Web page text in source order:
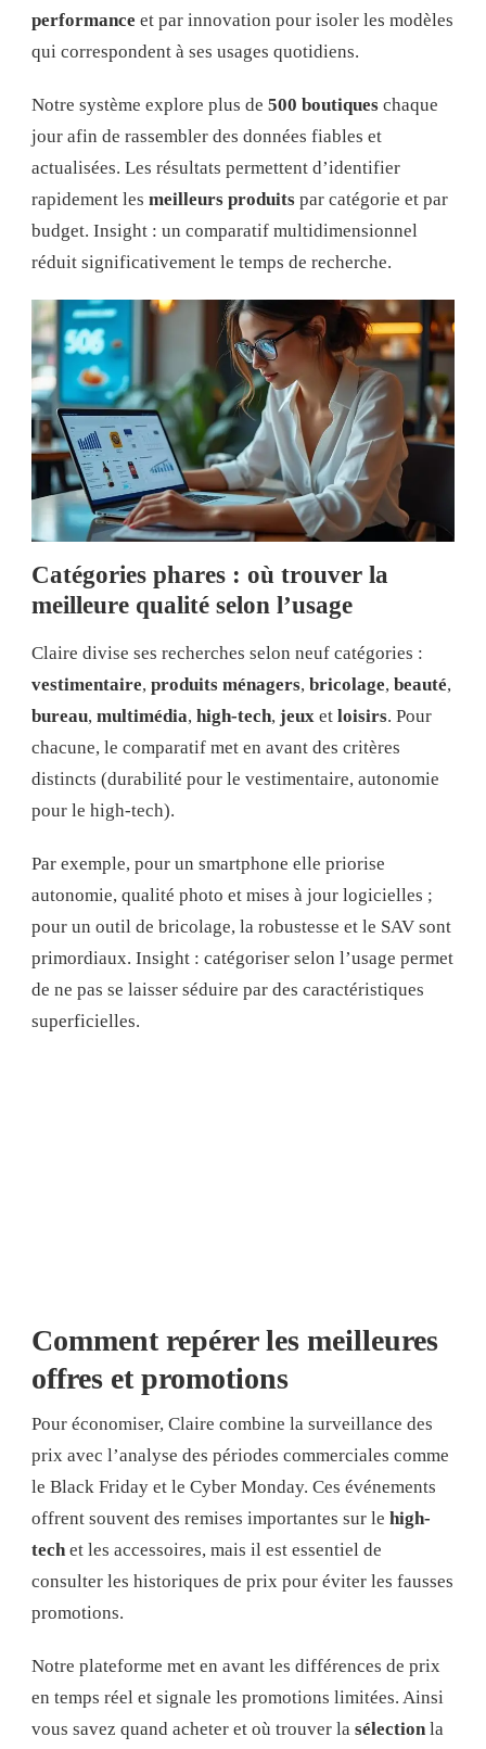
performance et par innovation pour isoler les modèles
qui correspondent à ses usages quotidiens.
Notre système explore plus de 500 boutiques chaque
jour afin de rassembler des données fiables et
actualisées. Les résultats permettent d’identifier
rapidement les meilleurs produits par catégorie et par
budget. Insight : un comparatif multidimensionnel
réduit significativement le temps de recherche.
Catégories phares : où trouver la
meilleure qualité selon l’usage
Claire divise ses recherches selon neuf catégories :
vestimentaire, produits ménagers, bricolage, beauté,
bureau, multimédia, high-tech, jeux et loisirs. Pour
chacune, le comparatif met en avant des critères
distincts (durabilité pour le vestimentaire, autonomie
pour le high-tech).
Par exemple, pour un smartphone elle priorise
autonomie, qualité photo et mises à jour logicielles ;
pour un outil de bricolage, la robustesse et le SAV sont
primordiaux. Insight : catégoriser selon l’usage permet
de ne pas se laisser séduire par des caractéristiques
superficielles.
Comment repérer les meilleures
offres et promotions
Pour économiser, Claire combine la surveillance des
prix avec l’analyse des périodes commerciales comme
le Black Friday et le Cyber Monday. Ces événements
offrent souvent des remises importantes sur le high-
techet les accessoires, mais il est essentiel de
consulter les historiques de prix pour éviter les fausses
promotions.
Notre plateforme met en avant les différences de prix
en temps réel et signale les promotions limitées. Ainsi
vous savez quand acheter et où trouver la sélectionla